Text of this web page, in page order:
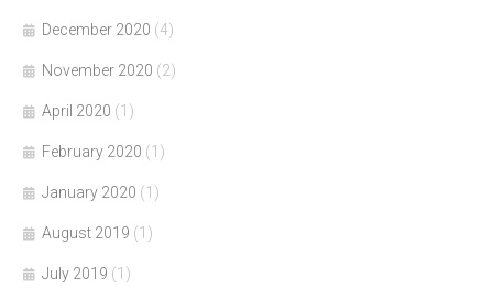
December 2020 (4)
November 2020 (2)
April 2020 (1)
February 2020 (1)
January 2020 (1)
August 2019 (1)
July 2019 (1)